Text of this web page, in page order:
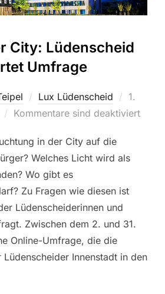
City: Lüdenscheid
Umfrage
Lux Lüdenscheid
am
1.
Kommentare sind deaktiviert
in der City auf die
Welches Licht wird als
Wo gibt es
Zu Fragen wie diesen ist
Lüdenscheiderinnen und
Zwischen dem 2. und 31.
Online-Umfrage, die die
Lüdenscheider Innenstadt in den